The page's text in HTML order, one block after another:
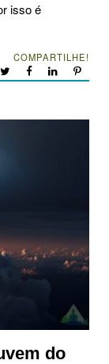
isso é
COMPARTILHE!
do